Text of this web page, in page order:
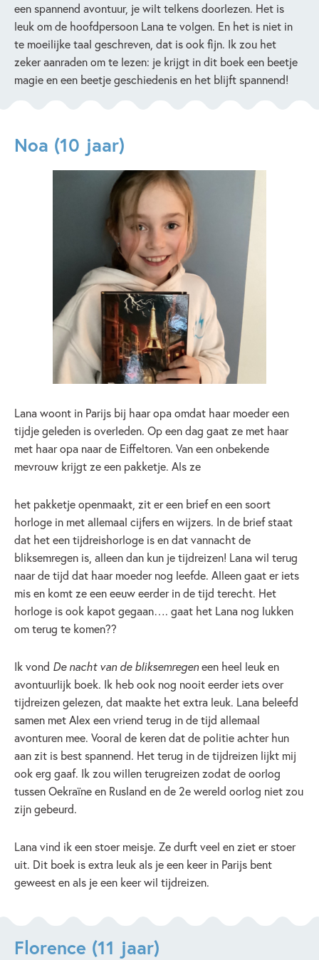
een spannend avontuur, je wilt telkens doorlezen. Het is
leuk om de hoofdpersoon Lana te volgen. En het is niet in
te moeilijke taal geschreven, dat is ook fijn. Ik zou het
zeker aanraden om te lezen: je krijgt in dit boek een beetje
magie en een beetje geschiedenis en het blijft spannend!
Noa (10 jaar)
Lana woont in Parijs bij haar opa omdat haar moeder een
tijdje geleden is overleden. Op een dag gaat ze met haar
met haar opa naar de Eiffeltoren. Van een onbekende
mevrouw krijgt ze een pakketje. Als ze
het pakketje openmaakt, zit er een brief en een soort
horloge in met allemaal cijfers en wijzers. In de brief staat
dat het een tijdreishorloge is en dat vannacht de
bliksemregen is, alleen dan kun je tijdreizen! Lana wil terug
naar de tijd dat haar moeder nog leefde. Alleen gaat er iets
mis en komt ze een eeuw eerder in de tijd terecht. Het
horloge is ook kapot gegaan…. gaat het Lana nog lukken
om terug te komen??
Ik vond De nacht van de bliksemregeneen heel leuk en
avontuurlijk boek. Ik heb ook nog nooit eerder iets over
tijdreizen gelezen, dat maakte het extra leuk. Lana beleefd
samen met Alex een vriend terug in de tijd allemaal
avonturen mee. Vooral de keren dat de politie achter hun
aan zit is best spannend. Het terug in de tijdreizen lijkt mij
ook erg gaaf. Ik zou willen terugreizen zodat de oorlog
tussen Oekraïne en Rusland en de 2e wereld oorlog niet zou
zijn gebeurd.
Lana vind ik een stoer meisje. Ze durft veel en ziet er stoer
uit. Dit boek is extra leuk als je een keer in Parijs bent
geweest en als je een keer wil tijdreizen.
Florence (11 jaar)